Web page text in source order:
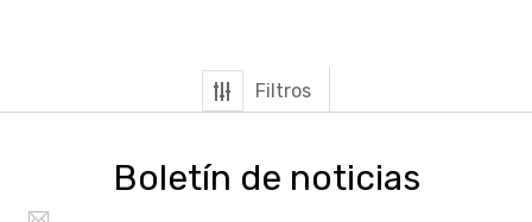
Filtros
Boletín de noticias